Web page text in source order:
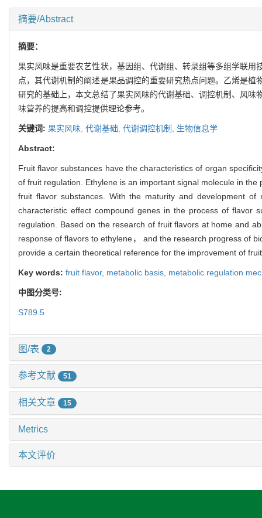
摘要/Abstract
摘要：
果实风味是重要农艺性状，基因组、代谢组、转录组等多组学联
点，其代谢机制的阐述是果品调控的重要研究热点问题。乙烯是
研究的基础上，本文总结了果实风味的代谢基础、调控机制、风
味营养的提高和调控提供理论参考。
关键词: 果实风味, 代谢基础, 代谢调控机制, 生物信息学
Abstract:
Fruit flavor substances have the characteristics of organ
of fruit regulation. Ethylene is an important signal molecule in
fruit flavor substances. With the maturity and development
characteristic effect compound genes in the process of flavor
regulation. Based on the research of fruit flavors at home and
response of flavors to ethylene， and the research progress of
provide a certain theoretical reference for the improvement of
Key words: fruit flavor, metabolic basis, metabolic regulation
中图分类号:
S789.5
图/表 2
参考文献 51
相关文章 15
Metrics
本文评价